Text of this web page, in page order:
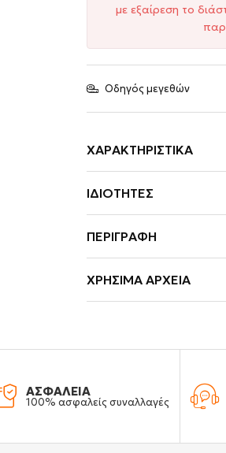
με εξαίρεση το
Οδηγός μεγεθών
ΧΑΡΑΚΤΗΡΙΣΤΙΚΆ
ΙΔΙΌΤΗΤΕΣ
ΠΕΡΙΓΡΑΦΉ
ΧΡΉΣΙΜΑ ΑΡΧΕΊΑ
ΑΣΦΑΛΕΙΑ
100% ασφαλείς συναλλαγές